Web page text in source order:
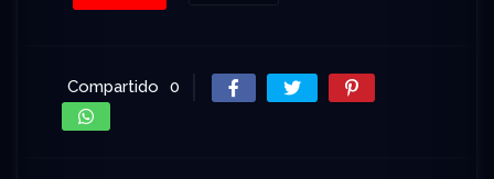
Compartido 0